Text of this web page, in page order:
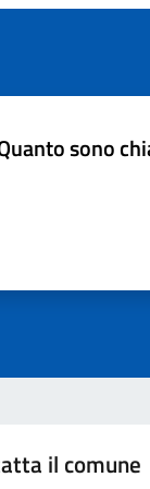
sono
il comune